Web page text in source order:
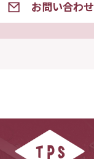
お問い合わせ